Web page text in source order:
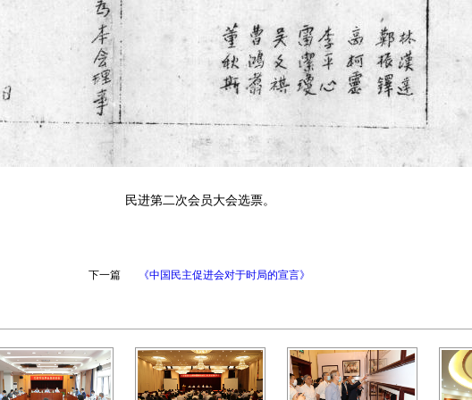
民进第二次会员大会选票。
下一篇 《中国民主促进会对于时局的宣言》